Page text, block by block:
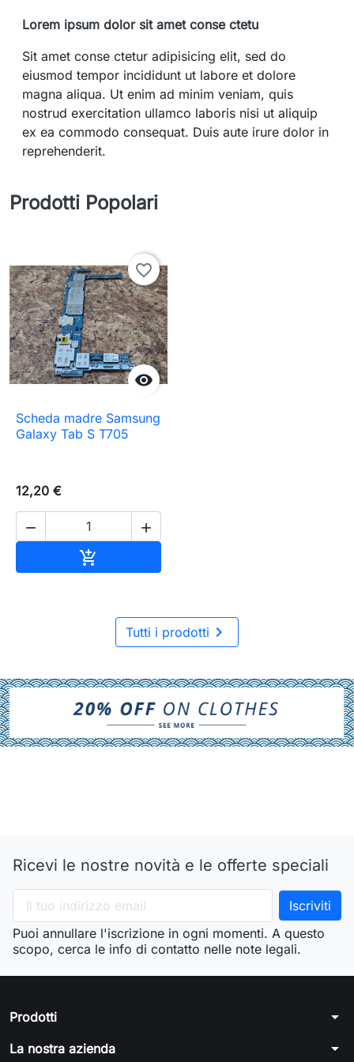
Lorem ipsum dolor sit amet conse ctetu
Sit amet conse ctetur adipisicing elit, sed do
eiusmod tempor incididunt ut labore et dolore
magna aliqua. Ut enim ad minim veniam, quis
nostrud exercitation ullamco laboris nisi ut aliquip
ex ea commodo consequat. Duis aute irure dolor in
reprehenderit.
Prodotti Popolari

favorite_border
Scheda madre Samsung
Galaxy Tab S T705
12,20 €
 

Tutti i prodotti 
Ricevi le nostre novità e le offerte speciali
Puoi annullare l'iscrizione in ogni momenti. A questo
scopo, cerca le info di contatto nelle note legali.
Prodotti arrow_drop_down
La nostra azienda arrow_drop_down